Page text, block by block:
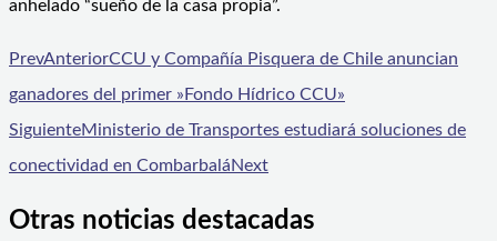
anhelado “sueño de la casa propia”.
PrevAnteriorCCU y Compañía Pisquera de Chile anuncian
ganadores del primer »Fondo Hídrico CCU»
SiguienteMinisterio de Transportes estudiará soluciones de
conectividad en CombarbaláNext
Otras noticias destacadas